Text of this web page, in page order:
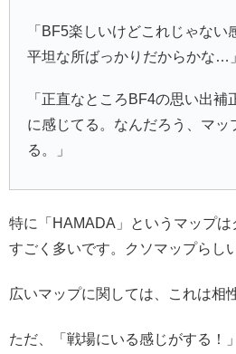
「BF5楽しいけどこれじゃな
平坦な所ばっかりだからかな…」
「正直なところBF4の思い出
に感じてる。なんだろう、マッ
る。」
特に「HAMADA」というマップ
すごく多いです。クソマップらし
広いマップに関しては、これは相
ただ、「戦場にいる感じがする！